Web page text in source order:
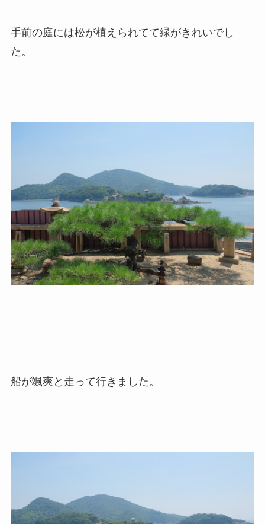
手前の庭には松が植えられてて緑がきれいでし
た。
船が颯爽と走って行きました。